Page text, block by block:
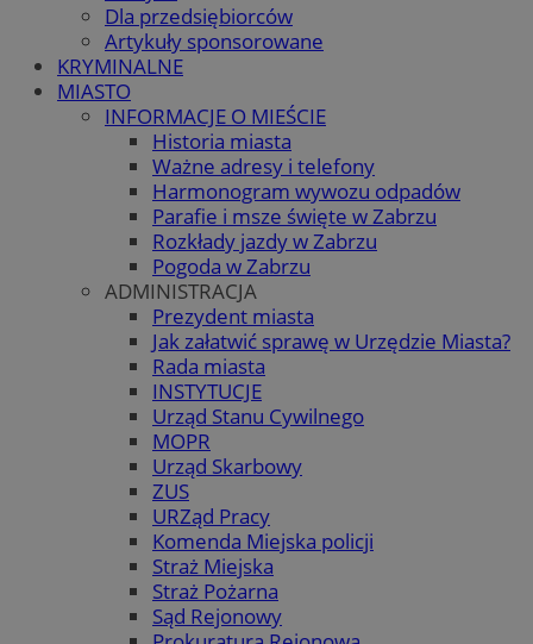
Dla przedsiębiorców
Artykuły sponsorowane
KRYMINALNE
MIASTO
INFORMACJE O MIEŚCIE
Historia miasta
Ważne adresy i telefony
Harmonogram wywozu odpadów
Parafie i msze święte w Zabrzu
Rozkłady jazdy w Zabrzu
Pogoda w Zabrzu
ADMINISTRACJA
Prezydent miasta
Jak załatwić sprawę w Urzędzie Miasta?
Rada miasta
INSTYTUCJE
Urząd Stanu Cywilnego
MOPR
Urząd Skarbowy
ZUS
URZąd Pracy
Komenda Miejska policji
Straż Miejska
Straż Pożarna
Sąd Rejonowy